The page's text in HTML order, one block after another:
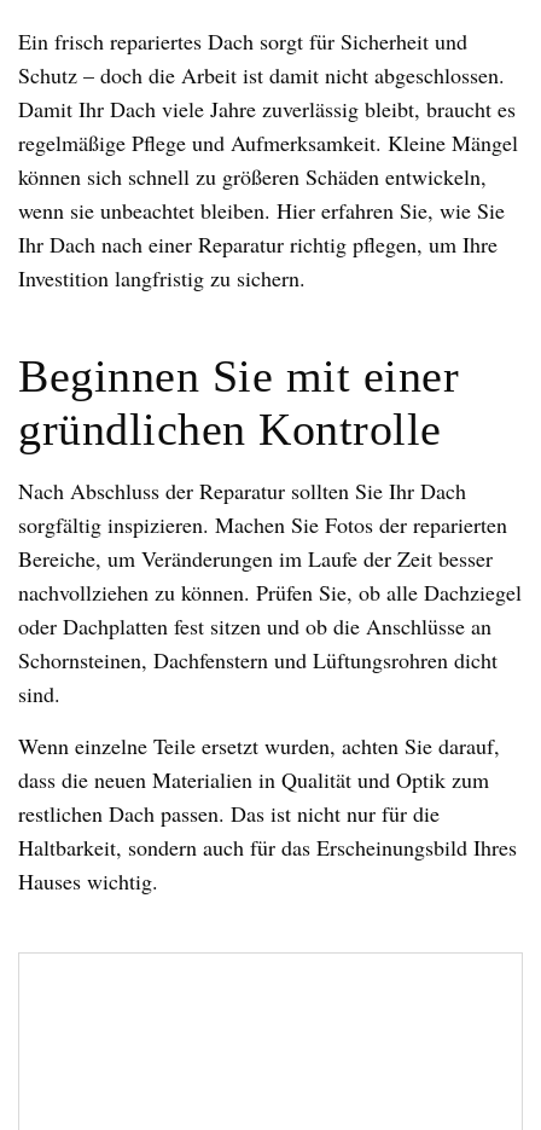
Ein frisch repariertes Dach sorgt für Sicherheit und
Schutz – doch die Arbeit ist damit nicht abgeschlossen.
Damit Ihr Dach viele Jahre zuverlässig bleibt, braucht es
regelmäßige Pflege und Aufmerksamkeit. Kleine Mängel
können sich schnell zu größeren Schäden entwickeln,
wenn sie unbeachtet bleiben. Hier erfahren Sie, wie Sie
Ihr Dach nach einer Reparatur richtig pflegen, um Ihre
Investition langfristig zu sichern.
Beginnen Sie mit einer
gründlichen Kontrolle
Nach Abschluss der Reparatur sollten Sie Ihr Dach
sorgfältig inspizieren. Machen Sie Fotos der reparierten
Bereiche, um Veränderungen im Laufe der Zeit besser
nachvollziehen zu können. Prüfen Sie, ob alle Dachziegel
oder Dachplatten fest sitzen und ob die Anschlüsse an
Schornsteinen, Dachfenstern und Lüftungsrohren dicht
sind.
Wenn einzelne Teile ersetzt wurden, achten Sie darauf,
dass die neuen Materialien in Qualität und Optik zum
restlichen Dach passen. Das ist nicht nur für die
Haltbarkeit, sondern auch für das Erscheinungsbild Ihres
Hauses wichtig.